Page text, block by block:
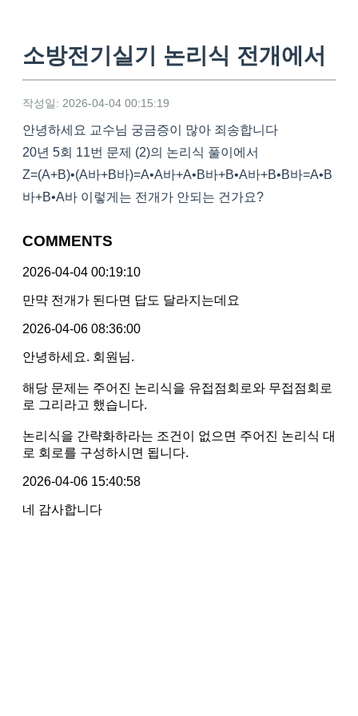
소방전기실기 논리식 전개에서
작성일: 2026-04-04 00:15:19
안녕하세요 교수님 궁금증이 많아 죄송합니다
20년 5회 11번 문제 (2)의 논리식 풀이에서
Z=(A+B)•(A바+B바)=A•A바+A•B바+B•A바+B•B바=A•B
바+B•A바 이렇게는 전개가 안되는 건가요?
COMMENTS
2026-04-04 00:19:10
만먁 전개가 된다면 답도 달라지는데요
2026-04-06 08:36:00
안녕하세요. 회원님.
해당 문제는 주어진 논리식을 유접점회로와 무접점회로
로 그리라고 했습니다.
논리식을 간략화하라는 조건이 없으면 주어진 논리식 대
로 회로를 구성하시면 됩니다.
2026-04-06 15:40:58
네 감사합니다